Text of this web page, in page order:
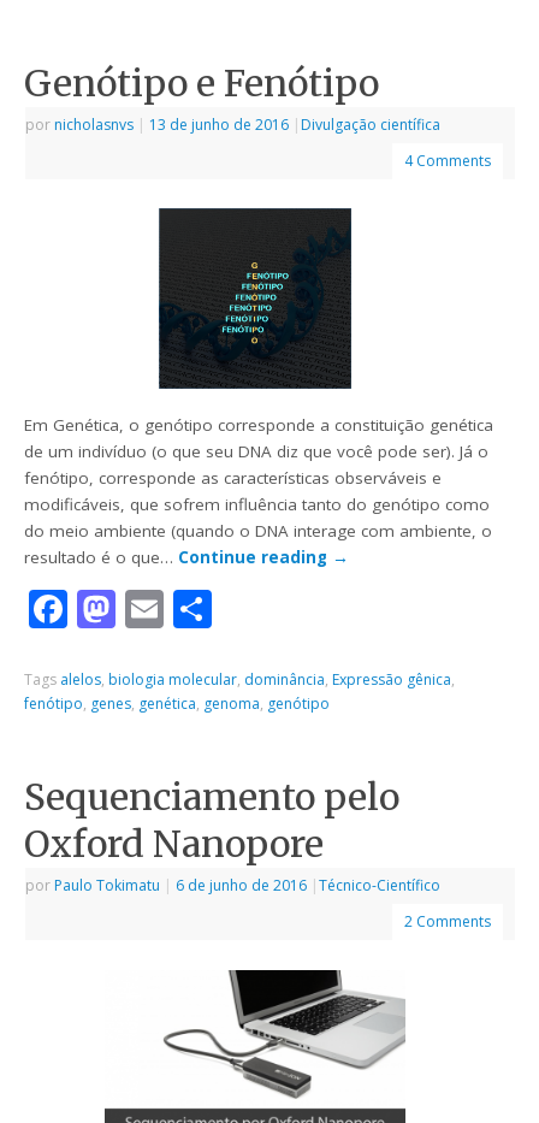
Genótipo e Fenótipo
por nicholasnvs | 13 de junho de 2016 | Divulgação científica
4 Comments
Em Genética, o genótipo corresponde a constituição genética
de um indivíduo (o que seu DNA diz que você pode ser). Já o
fenótipo, corresponde as características observáveis e
modificáveis, que sofrem influência tanto do genótipo como
do meio ambiente (quando o DNA interage com ambiente, o
resultado é o que… Continue reading →
Facebook
Mastodon
Email
Tags alelos, biologia molecular, dominância, Expressão gênica,
fenótipo, genes, genética, genoma, genótipo
Sequenciamento pelo
Oxford Nanopore
por Paulo Tokimatu | 6 de junho de 2016 |Técnico-Científico
2 Comments